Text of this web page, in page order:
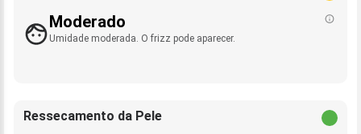
Moderado
Umidade moderada. O frizz pode aparecer.
Ressecamento da Pele